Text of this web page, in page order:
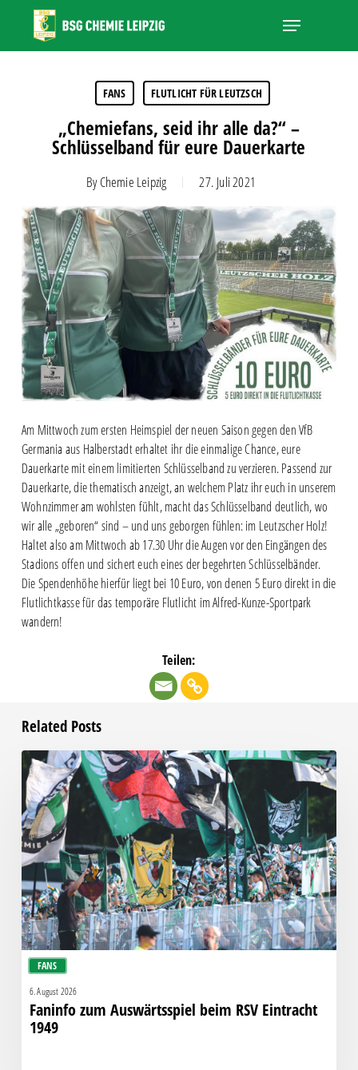
main
Menu
FANS FLUTLICHT FÜR LEUTZSCH
„Chemiefans, seid ihr alle da?“ –
Schlüsselband für eure Dauerkarte
By Chemie Leipzig 27. Juli 2021
Am Mittwoch zum ersten Heimspiel der neuen Saison gegen den VfB
Germania aus Halberstadt erhaltet ihr die einmalige Chance, eure
Dauerkarte mit einem limitierten Schlüsselband zu verzieren. Passend zur
Dauerkarte, die thematisch anzeigt, an welchem Platz ihr euch in unserem
Wohnzimmer am wohlsten fühlt, macht das Schlüsselband deutlich, wo
wir alle „geboren“ sind – und uns geborgen fühlen: im Leutzscher Holz!
Haltet also am Mittwoch ab 17.30 Uhr die Augen vor den Eingängen des
Stadions offen und sichert euch eines der begehrten Schlüsselbänder.
Die Spendenhöhe hierfür liegt bei 10 Euro, von denen 5 Euro direkt in die
Flutlichtkasse für das temporäre Flutlicht im Alfred-Kunze-Sportpark
wandern!
Teilen:
Related Posts
FANS
Faninfo
zum
Auswärtsspiel
beim
RSV
Eintracht
6. August 2026
Faninfo zum Auswärtsspiel beim RSV Eintracht
1949
Close